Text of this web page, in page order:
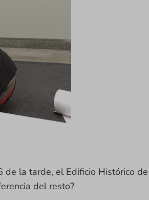
de la tarde, el Edificio Histórico
del resto?